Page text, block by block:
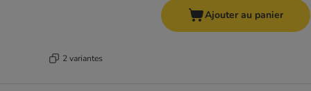
2 variantes
Ajouter au panier